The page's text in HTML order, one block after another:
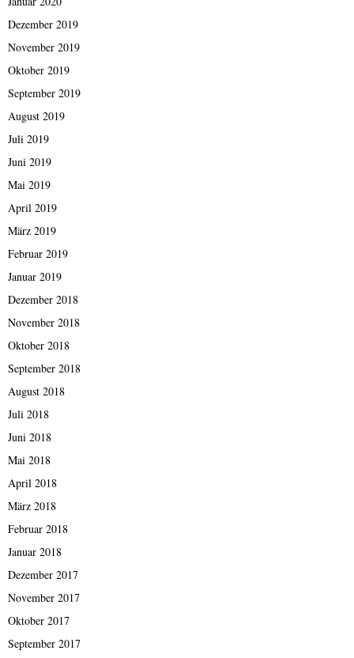
Dezember 2019
November 2019
Oktober 2019
September 2019
August 2019
Juli 2019
Juni 2019
Mai 2019
April 2019
März 2019
Februar 2019
Januar 2019
Dezember 2018
November 2018
Oktober 2018
September 2018
August 2018
Juli 2018
Juni 2018
Mai 2018
April 2018
März 2018
Februar 2018
Januar 2018
Dezember 2017
November 2017
Oktober 2017
September 2017